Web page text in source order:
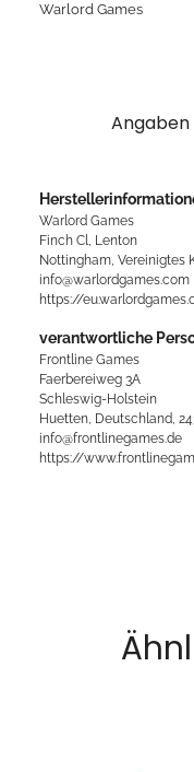
Warlord Games
Warlord Games
Finch Cl, Lenton
Nottingham, Vereinigtes
info@warlordgames.com
https://
verantwortliche
Frontline Games
Faerbereiweg 3A
Schleswig-Holstein
Huetten, Deutschland,
info@frontlinegames.de
https://